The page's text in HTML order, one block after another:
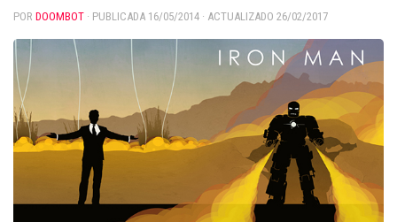
POR DOOMBOT · PUBLICADA 16/05/2014 · ACTUALIZADO 26/02/2017